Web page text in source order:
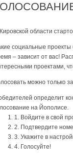
области
социальные
– зависит от вас!
проектами,
можно только
определит
на Йополисе.
1. Войдите в свой
2. Подтвердите
3. Укажите в
4. Голосуйте!